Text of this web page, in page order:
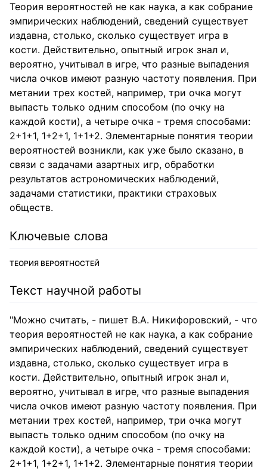
Теория вероятностей не как наука, а как собрание
эмпирических наблюдений, сведений существует
издавна, столько, сколько существует игра в
кости. Действительно, опытный игрок знал и,
вероятно, учитывал в игре, что разные выпадения
числа очков имеют разную частоту появления. При
метании трех костей, например, три очка могут
выпасть только одним способом (по очку на
каждой кости), а четыре очка - тремя способами:
2+1+1, 1+2+1, 1+1+2. Элементарные понятия теории
вероятностей возникли, как уже было сказано, в
связи с задачами азартных игр, обработки
результатов астрономических наблюдений,
задачами статистики, практики страховых
обществ.
Ключевые слова
ТЕОРИЯ ВЕРОЯТНОСТЕЙ
Текст научной работы
"Можно считать, - пишет В.А. Никифоровский, - что
теория вероятностей не как наука, а как собрание
эмпирических наблюдений, сведений существует
издавна, столько, сколько существует игра в
кости. Действительно, опытный игрок знал и,
вероятно, учитывал в игре, что разные выпадения
числа очков имеют разную частоту появления. При
метании трех костей, например, три очка могут
выпасть только одним способом (по очку на
каждой кости), а четыре очка - тремя способами:
2+1+1, 1+2+1, 1+1+2. Элементарные понятия теории